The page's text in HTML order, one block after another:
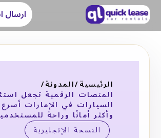
ارسال
الرئيسية/المدونة/
المنصات الرقمية تجعل
السيارات في الإمارات أسرع
وأكثر أمانًا وراحة
النسخة الإنجليزية